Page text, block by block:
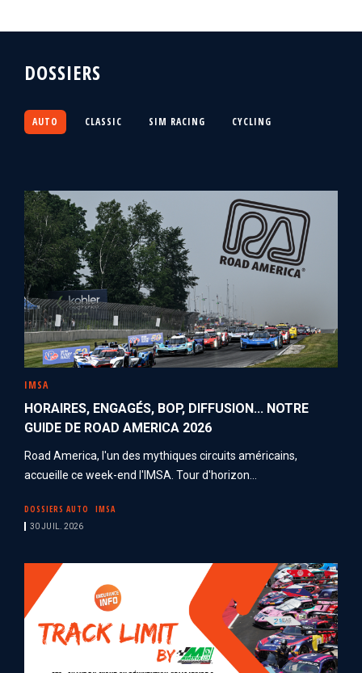
DOSSIERS
AUTO CLASSIC SIM RACING CYCLING
IMSA
HORAIRES, ENGAGÉS, BOP, DIFFUSION... NOTRE
GUIDE DE ROAD AMERICA 2026
Road America, l'un des mythiques circuits américains,
accueille ce week-end l'IMSA. Tour d'horizon...
DOSSIERS AUTO IMSA
30 JUIL. 2026